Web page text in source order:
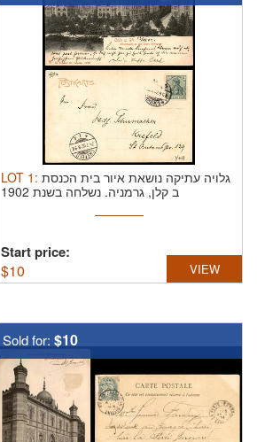
LOT 1 : גלויה עתיקה נושאת איור בית הכנסת
ב קלן, גרמניה. נשלחה בשנת 1902
Start price:
$10 VIEW
Sold for: $10